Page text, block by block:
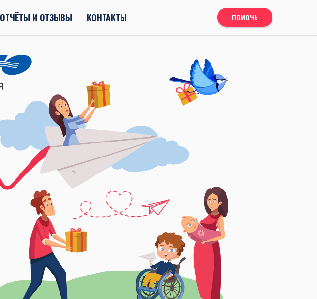
ОТЧЁТЫ И ОТЗЫВЫ КОНТАКТЫ ПОМОЧЬ